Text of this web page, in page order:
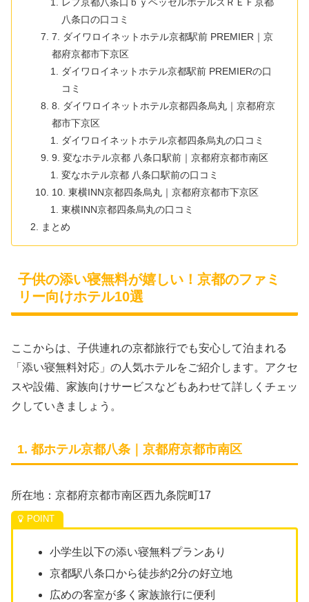
八条口の口コミ
7. ダイワロイネットホテル京都駅前 PREMIER｜京
都府京都市下京区
ダイワロイネットホテル京都駅前 PREMIERの口
コミ
8. ダイワロイネットホテル京都四条烏丸｜京都府京
都市下京区
ダイワロイネットホテル京都四条烏丸の口コミ
9. 変なホテル京都 八条口駅前｜京都府京都市南区
変なホテル京都 八条口駅前の口コミ
10. 東横INN京都四条烏丸｜京都府京都市下京区
東横INN京都四条烏丸の口コミ
まとめ
子供の添い寝無料が嬉しい！京都のファミ
リー向けホテル10選
ここからは、子供連れの京都旅行でも安心して泊まれる
「添い寝無料対応」の人気ホテルをご紹介します。アクセ
スや設備、家族向けサービスなどもあわせて詳しくチェッ
クしていきましょう。
1. 都ホテル京都八条｜京都府京都市南区
所在地：京都府京都市南区西九条院町17
小学生以下の添い寝無料プランあり
京都駅八条口から徒歩約2分の好立地
広めの客室が多く家族旅行に便利